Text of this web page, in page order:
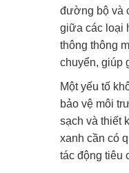
đường bộ và
giữa các loại
thông thông
chuyển, giúp
Một yếu tố
bảo vệ môi
sạch và thiết
xanh cần có
tác động tiêu